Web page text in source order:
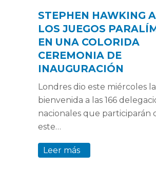
STEPHEN HAWKING
LOS JUEGOS
EN UNA COLORIDA
CEREMONIA DE
INAUGURACIÓN
Londres dio este miércoles la
bienvenida a las 166
nacionales que participarán
este…
Leer más